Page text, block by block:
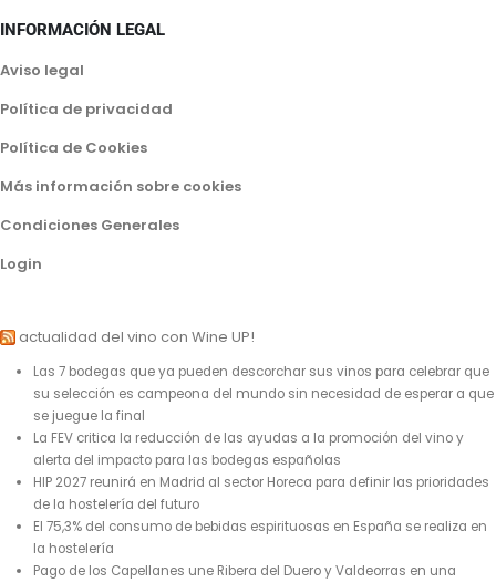
INFORMACIÓN LEGAL
Aviso legal
Política de privacidad
Política de Cookies
Más información sobre cookies
Condiciones Generales
Login
actualidad del vino con Wine UP!
Las 7 bodegas que ya pueden descorchar sus vinos para celebrar que
su selección es campeona del mundo sin necesidad de esperar a que
se juegue la final
La FEV critica la reducción de las ayudas a la promoción del vino y
alerta del impacto para las bodegas españolas
HIP 2027 reunirá en Madrid al sector Horeca para definir las prioridades
de la hostelería del futuro
El 75,3% del consumo de bebidas espirituosas en España se realiza en
la hostelería
Pago de los Capellanes une Ribera del Duero y Valdeorras en una